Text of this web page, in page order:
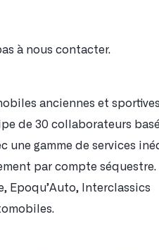
à nous contacter.
anciennes et
de 30 collaborateurs
une gamme de services
par compte séquestre.
Epoqu’Auto, Interclassics